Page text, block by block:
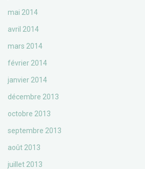
mai 2014
avril 2014
mars 2014
février 2014
janvier 2014
décembre 2013
octobre 2013
septembre 2013
août 2013
juillet 2013